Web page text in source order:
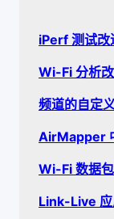
iPerf 测试改
Wi-Fi 分析
频道的自定
AirMapper
Wi-Fi 数据
Link-Live 应